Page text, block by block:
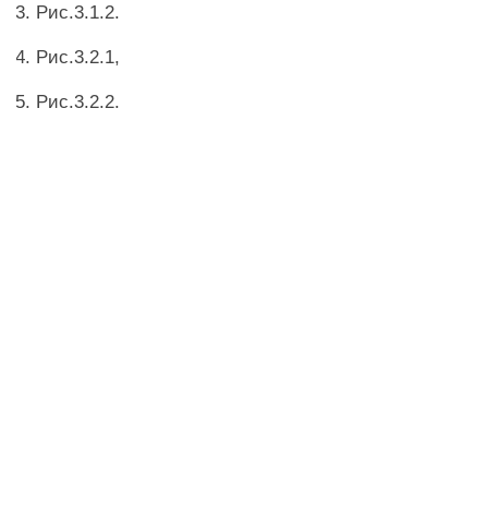
3. Рис.3.1.2.
4. Рис.3.2.1,
5. Рис.3.2.2.